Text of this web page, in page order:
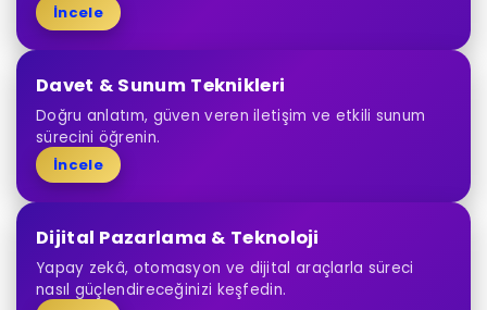
İncele
Davet & Sunum Teknikleri
Doğru anlatım, güven veren iletişim ve etkili sunum
sürecini öğrenin.
İncele
Dijital Pazarlama & Teknoloji
Yapay zekâ, otomasyon ve dijital araçlarla süreci
nasıl güçlendireceğinizi keşfedin.